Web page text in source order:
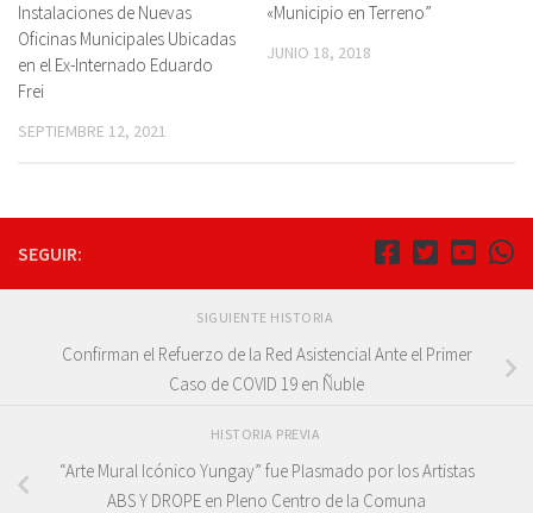
Instalaciones de Nuevas
Oficinas Municipales Ubicadas
en el Ex-Internado Eduardo
Frei
SEPTIEMBRE 12, 2021
«Municipio en Terreno”
JUNIO 18, 2018
SEGUIR:
SIGUIENTE HISTORIA
Confirman el Refuerzo de la Red Asistencial Ante el Primer
Caso de COVID 19 en Ñuble
HISTORIA PREVIA
“Arte Mural Icónico Yungay” fue Plasmado por los Artistas
ABS Y DROPE en Pleno Centro de la Comuna